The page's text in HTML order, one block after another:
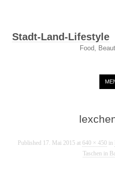
Stadt-Land-Lifestyle
Food,
Published 17. Mai 2015 at 640 × 450 in
Taschen in